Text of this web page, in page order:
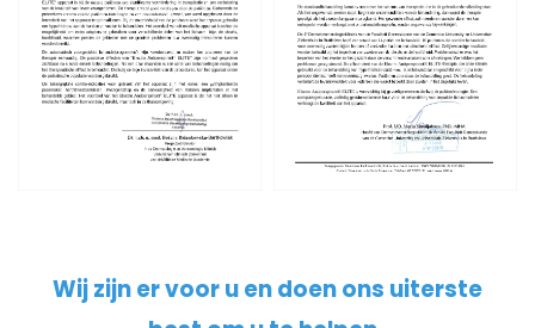
Wij zijn er voor u en doen ons uiterste